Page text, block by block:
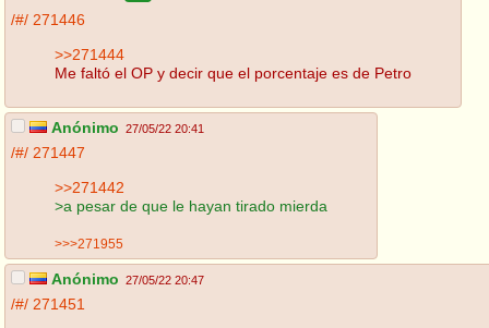
/#/ 271446
>>271444
Me faltó el OP y decir que el porcentaje es de Petro
Anónimo 27/05/22 20:41
/#/ 271447
>>271442
>a pesar de que le hayan tirado mierda
>>>271955
Anónimo 27/05/22 20:47
/#/ 271451